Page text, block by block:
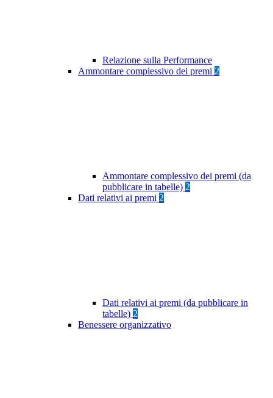
Relazione sulla Performance
Ammontare complessivo dei premi 2
Ammontare complessivo dei premi (da
pubblicare in tabelle) 2
Dati relativi ai premi 2
Dati relativi ai premi (da pubblicare in
tabelle) 2
Benessere organizzativo